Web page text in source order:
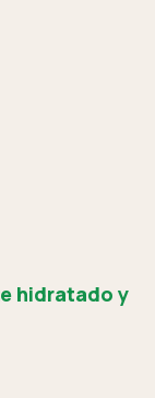
hidratado y